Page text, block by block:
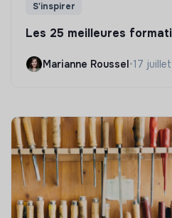
S'inspirer
Les 25 meilleures
Marianne Roussel•17